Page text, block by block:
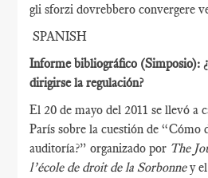
gli sforzi dovrebbero convergere
SPANISH
Informe bibliográfico (Simposio):
dirigirse la regulación?
El 20 de mayo del 2011 se llevó a
París sobre la cuestión de “Cómo
auditoría?” organizado por The
l’école de droit de la Sorbonney